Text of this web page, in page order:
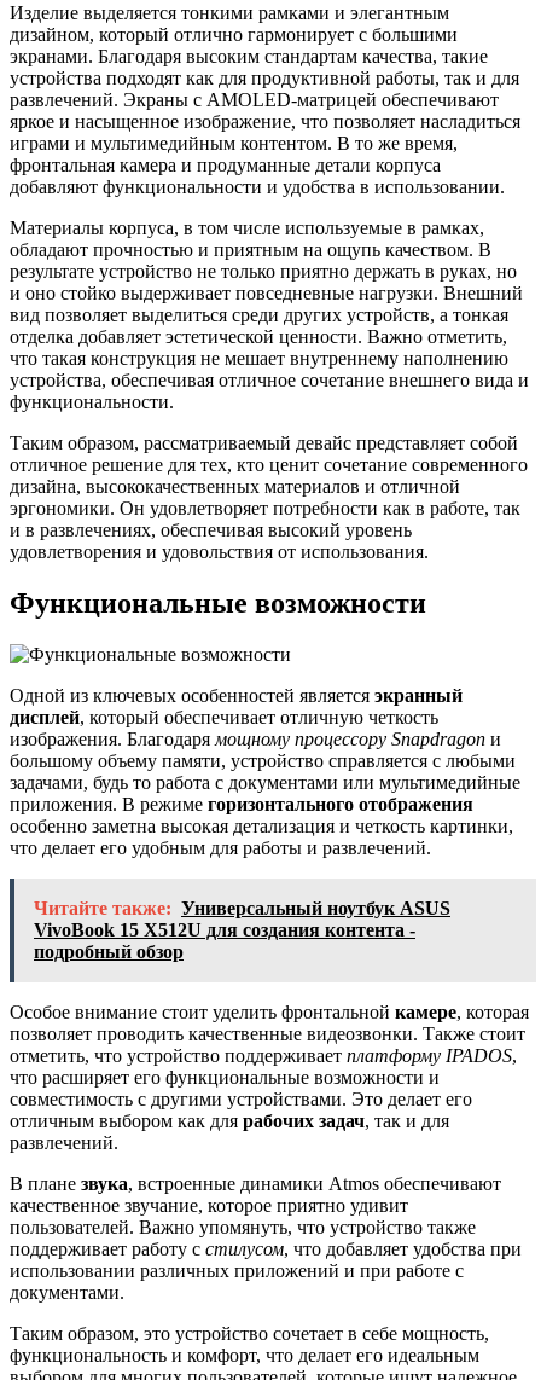
Изделие выделяется тонкими рамками и элегантным
дизайном, который отлично гармонирует с большими
экранами. Благодаря высоким стандартам качества, такие
устройства подходят как для продуктивной работы, так и для
развлечений. Экраны с AMOLED-матрицей обеспечивают
яркое и насыщенное изображение, что позволяет насладиться
играми и мультимедийным контентом. В то же время,
фронтальная камера и продуманные детали корпуса
добавляют функциональности и удобства в использовании.
Материалы корпуса, в том числе используемые в рамках,
обладают прочностью и приятным на ощупь качеством. В
результате устройство не только приятно держать в руках, но
и оно стойко выдерживает повседневные нагрузки. Внешний
вид позволяет выделиться среди других устройств, а тонкая
отделка добавляет эстетической ценности. Важно отметить,
что такая конструкция не мешает внутреннему наполнению
устройства, обеспечивая отличное сочетание внешнего вида и
функциональности.
Таким образом, рассматриваемый девайс представляет собой
отличное решение для тех, кто ценит сочетание современного
дизайна, высококачественных материалов и отличной
эргономики. Он удовлетворяет потребности как в работе, так
и в развлечениях, обеспечивая высокий уровень
удовлетворения и удовольствия от использования.
Функциональные возможности
Одной из ключевых особенностей является экранный
дисплей, который обеспечивает отличную четкость
изображения. Благодаря мощному процессору Snapdragon и
большому объему памяти, устройство справляется с любыми
задачами, будь то работа с документами или мультимедийные
приложения. В режиме горизонтального отображения
особенно заметна высокая детализация и четкость картинки,
что делает его удобным для работы и развлечений.
Читайте также: Универсальный ноутбук ASUS
VivoBook 15 X512U для создания контента -
подробный обзор
Особое внимание стоит уделить фронтальной камере, которая
позволяет проводить качественные видеозвонки. Также стоит
отметить, что устройство поддерживает платформу IPADOS,
что расширяет его функциональные возможности и
совместимость с другими устройствами. Это делает его
отличным выбором как для рабочих задач, так и для
развлечений.
В плане звука, встроенные динамики Atmos обеспечивают
качественное звучание, которое приятно удивит
пользователей. Важно упомянуть, что устройство также
поддерживает работу с стилусом, что добавляет удобства при
использовании различных приложений и при работе с
документами.
Таким образом, это устройство сочетает в себе мощность,
функциональность и комфорт, что делает его идеальным